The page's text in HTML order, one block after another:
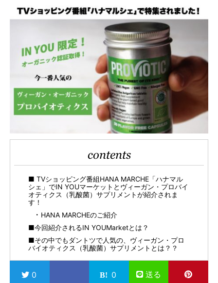
contents
■ TVショッピング番組HANA MARCHE「ハナマル
シェ」でIN YOUマーケットとヴィーガン・プロバイ
オティクス（乳酸菌）サプリメントが紹介されま
す！
HANA MARCHEのご紹介
■今回紹介されるIN YOUMarketとは？
■その中でもダントツで人気の、ヴィーガン・プロ
バイオティクス（乳酸菌）サプリメントとは？？
0 0 送る